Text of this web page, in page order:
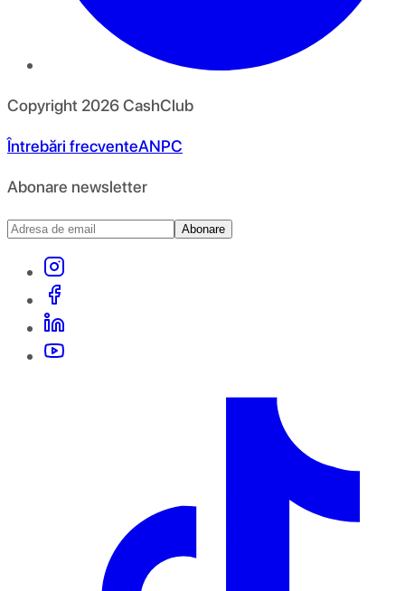
Copyright 2026CashClub
Întrebări frecventeANPC
Abonare newsletter
Abonare